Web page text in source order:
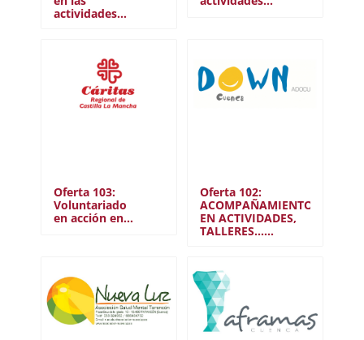
actividades…
Oferta 103:
Voluntariado
en acción en…
Oferta 102:
ACOMPAÑAMIENTO
EN ACTIVIDADES,
TALLERES……